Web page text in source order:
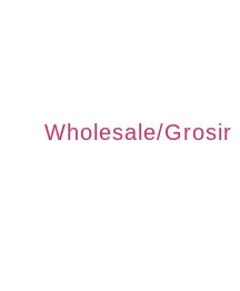
Wholesale/Grosir